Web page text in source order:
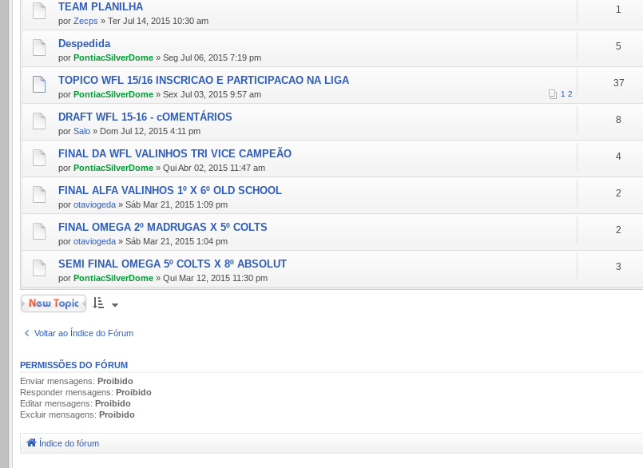
TEAM PLANILHA
por Zecps » Ter Jul 14, 2015 10:30 am
1
Despedida
por PontiacSilverDome » Seg Jul 06, 2015 7:19 pm
5
TOPICO WFL 15/16 INSCRICAO E PARTICIPACAO NA LIGA
por PontiacSilverDome » Sex Jul 03, 2015 9:57 am 1 2
37
DRAFT WFL 15-16 - cOMENTÁRIOS
por Salo » Dom Jul 12, 2015 4:11 pm
8
FINAL DA WFL VALINHOS TRI VICE CAMPEÃO
por PontiacSilverDome » Qui Abr 02, 2015 11:47 am
4
FINAL ALFA VALINHOS 1º X 6º OLD SCHOOL
por otaviogeda » Sáb Mar 21, 2015 1:09 pm
2
FINAL OMEGA 2º MADRUGAS X 5º COLTS
por otaviogeda » Sáb Mar 21, 2015 1:04 pm
2
SEMI FINAL OMEGA 5º COLTS X 8º ABSOLUT
por PontiacSilverDome » Qui Mar 12, 2015 11:30 pm
3
Novo Tópico
Voltar ao Índice do Fórum
PERMISSÕES DO FÓRUM
Enviar mensagens: Proibido
Responder mensagens: Proibido
Editar mensagens: Proibido
Excluir mensagens: Proibido
Índice do fórum